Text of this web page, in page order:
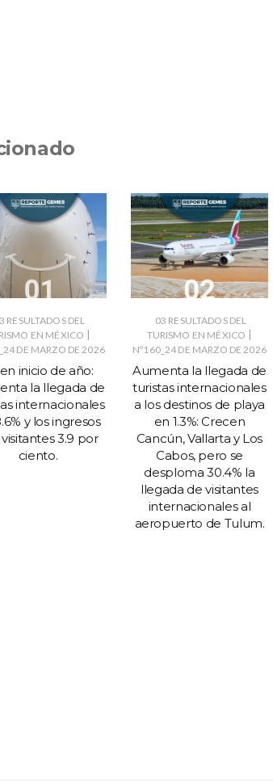
RESULTADOS DEL
EN MÉXICO
DE MARZO DE 2026
inicio de año:
la llegada de
internacionales
y los ingresos
3.9 por
ciento.
03 RESULTADOS DEL
TURISMO EN MÉXICO
Nº160_24 DE MARZO DE 2026
Aumenta la llegada de
turistas internacionales
a los destinos de playa
en 1.3%: Crecen
Cancún, Vallarta y Los
Cabos, pero se
desploma 30.4% la
llegada de visitantes
internacionales al
aeropuerto de Tulum.